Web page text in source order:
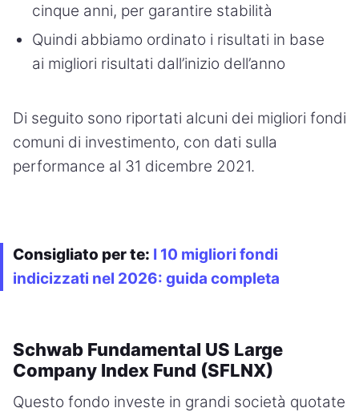
cinque anni, per garantire stabilità
Quindi abbiamo ordinato i risultati in base
ai migliori risultati dall’inizio dell’anno
Di seguito sono riportati alcuni dei migliori fondi
comuni di investimento, con dati sulla
performance al 31 dicembre 2021.
Consigliato per te: I 10 migliori fondi
indicizzati nel 2026: guida completa
Schwab Fundamental US Large
Company Index Fund (SFLNX)
Questo fondo investe in grandi società quotate